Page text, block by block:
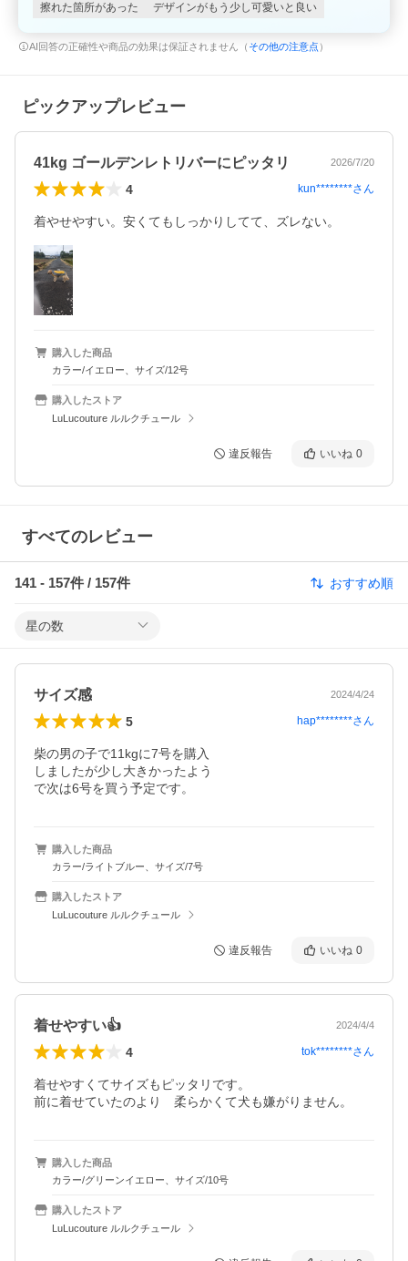
擦れた箇所があった
デザインがもう少し可愛いと良い
AI回答の正確性や商品の効果は保証されません（ その他の注意点 ）
ピックアップレビュー
41kg ゴールデンレトリバーにピッタリ 2026/7/20
4 kun********さん
着やせやすい。安くてもしっかりしてて、ズレない。
購入した商品
カラー/イエロー、サイズ/12号
購入したストア
LuLucouture ルルクチュール
違反報告 いいね 0
すべてのレビュー
141 - 157件 / 157件 おすすめ順
星の数
サイズ感 2024/4/24
5 hap********さん
柴の男の子で11kgに7号を購入
しましたが少し大きかったよう
で次は6号を買う予定です。
購入した商品
カラー/ライトブルー、サイズ/7号
購入したストア
LuLucouture ルルクチュール
違反報告 いいね 0
着せやすい👍 2024/4/4
4 tok********さん
着せやすくてサイズもピッタリです。
前に着せていたのより　柔らかくて犬も嫌がりません。
購入した商品
カラー/グリーンイエロー、サイズ/10号
購入したストア
LuLucouture ルルクチュール